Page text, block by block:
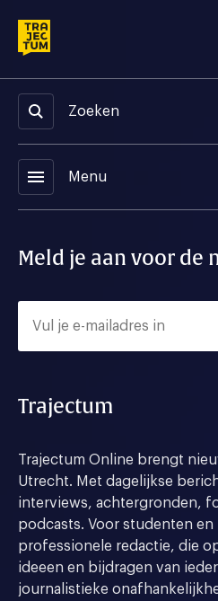
Zoeken
menu Menu
Meld je aan voor de
Trajectum
Trajectum Online brengt
Utrecht. Met dagelijkse
interviews, achtergronden,
podcasts. Voor studenten en
professionele redactie, die
ideeen en bijdragen van
journalistieke